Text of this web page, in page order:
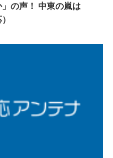
の声！ 中東の嵐は